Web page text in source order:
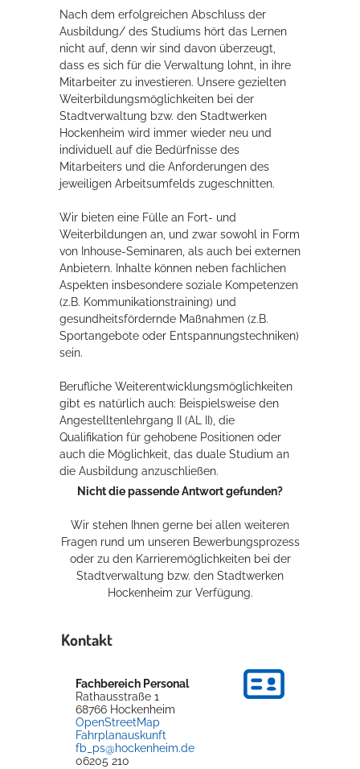
Nach dem erfolgreichen Abschluss der
Ausbildung/ des Studiums hört das Lernen
nicht auf, denn wir sind davon überzeugt,
dass es sich für die Verwaltung lohnt, in ihre
Mitarbeiter zu investieren. Unsere gezielten
Weiterbildungsmöglichkeiten bei der
Stadtverwaltung bzw. den Stadtwerken
Hockenheim wird immer wieder neu und
individuell auf die Bedürfnisse des
Mitarbeiters und die Anforderungen des
jeweiligen Arbeitsumfelds zugeschnitten.
Wir bieten eine Fülle an Fort- und
Weiterbildungen an, und zwar sowohl in Form
von Inhouse-Seminaren, als auch bei externen
Anbietern. Inhalte können neben fachlichen
Aspekten insbesondere soziale Kompetenzen
(z.B. Kommunikationstraining) und
gesundheitsfördernde Maßnahmen (z.B.
Sportangebote oder Entspannungstechniken)
sein.
Berufliche Weiterentwicklungsmöglichkeiten
gibt es natürlich auch: Beispielsweise den
Angestelltenlehrgang II (AL II), die
Qualifikation für gehobene Positionen oder
auch die Möglichkeit, das duale Studium an
die Ausbildung anzuschließen.
Nicht die passende Antwort gefunden?
Wir stehen Ihnen gerne bei allen weiteren
Fragen rund um unseren Bewerbungsprozess
oder zu den Karrieremöglichkeiten bei der
Stadtverwaltung bzw. den Stadtwerken
Hockenheim zur Verfügung.
Kontakt
Fachbereich Personal
Rathausstraße 1
68766 Hockenheim
OpenStreetMap
Fahrplanauskunft
fb_ps@hockenheim.de
06205 210